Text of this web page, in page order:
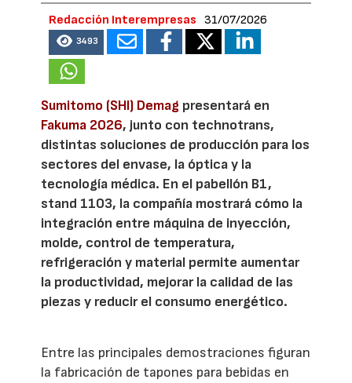
Redacción Interempresas 31/07/2026
3493
Sumitomo (SHI) Demag presentará en
Fakuma 2026, junto con technotrans,
distintas soluciones de producción para los
sectores del envase, la óptica y la
tecnología médica. En el pabellón B1,
stand 1103, la compañía mostrará cómo la
integración entre máquina de inyección,
molde, control de temperatura,
refrigeración y material permite aumentar
la productividad, mejorar la calidad de las
piezas y reducir el consumo energético.
Entre las principales demostraciones figuran
la fabricación de tapones para bebidas en